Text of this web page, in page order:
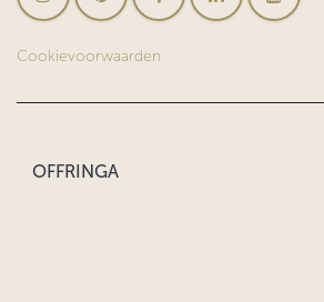
Cookievoorwaarden
OFFRINGA